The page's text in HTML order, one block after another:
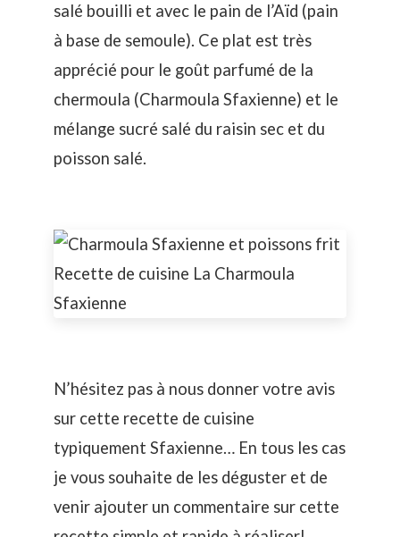
salé bouilli et avec le pain de l’Aïd (pain
à base de semoule). Ce plat est très
apprécié pour le goût parfumé de la
chermoula (Charmoula Sfaxienne) et le
mélange sucré salé du raisin sec et du
poisson salé.
N’hésitez pas à nous donner votre avis
sur cette recette de cuisine
typiquement Sfaxienne… En tous les cas
je vous souhaite de les déguster et de
venir ajouter un commentaire sur cette